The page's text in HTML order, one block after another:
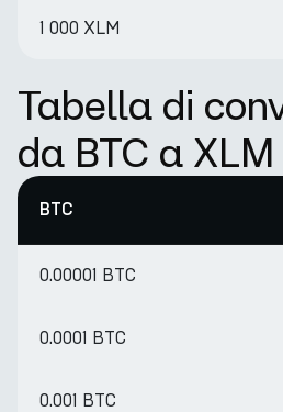
1 000 XLM
Tabella di
da BTC a XLM
BTC
0.00001 BTC
0.0001 BTC
0.001 BTC